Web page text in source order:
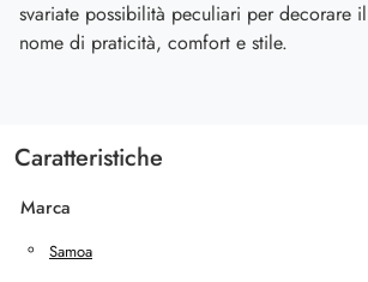
svariate possibilità peculiari per decorare
nome di praticità, comfort e stile.
Caratteristiche
Marca
Samoa